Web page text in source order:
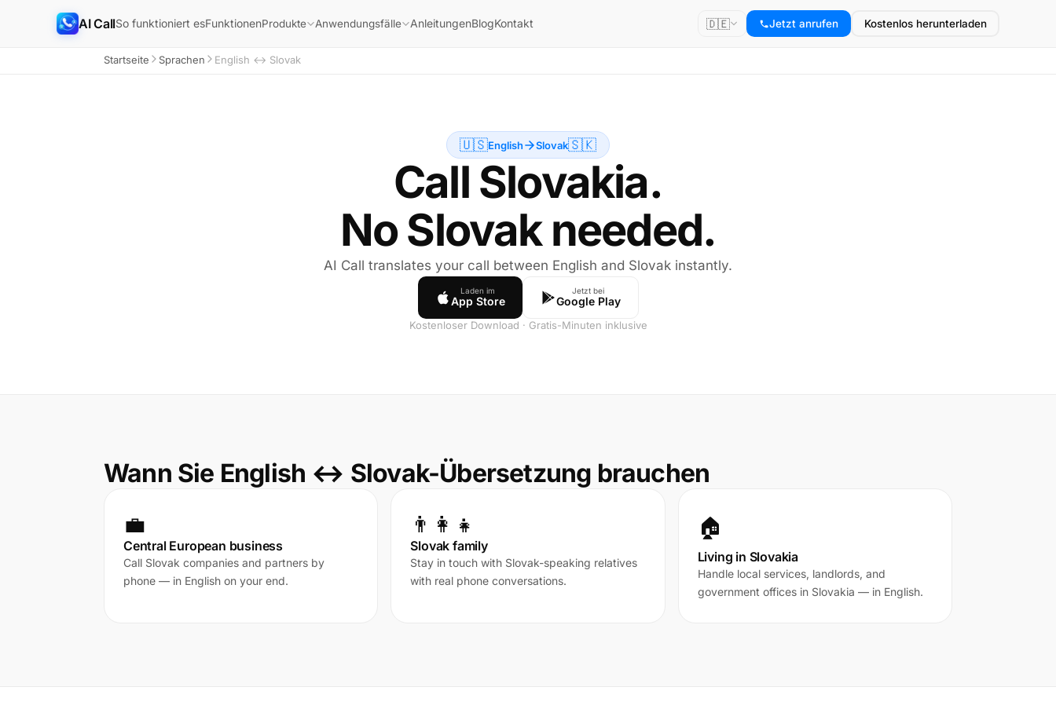
AI CallSo funktioniert esFunktionenProdukte Anwendungsfälle AnleitungenBlogKontakt 🇩🇪 Jetzt anrufen Kostenlos herunterladen
Startseite Sprachen English ↔ Slovak
🇺🇸English Slovak🇸🇰
Call Slovakia.
No Slovak needed.
AI Call translates your call between English and Slovak instantly.
Laden im
App Store
Jetzt bei
Google Play
Kostenloser Download · Gratis-Minuten inklusive
Wann Sie English ↔ Slovak-Übersetzung brauchen
💼
Central European business
Call Slovak companies and partners by
phone — in English on your end.
👨‍👩‍👧
Slovak family
Stay in touch with Slovak-speaking relatives
with real phone conversations.
🏠
Living in Slovakia
Handle local services, landlords, and
government offices in Slovakia — in English.